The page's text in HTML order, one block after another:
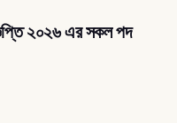
২০২৬ এর সকল পদ